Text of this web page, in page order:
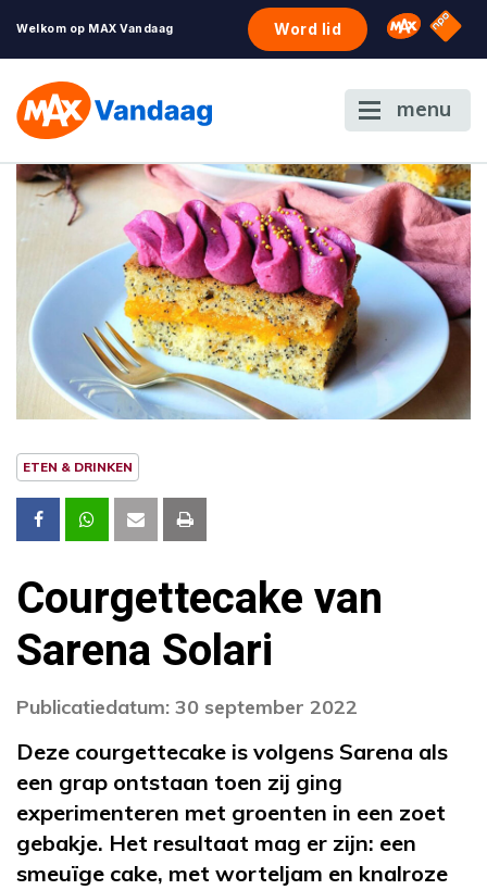
Welkom op MAX Vandaag Word lid Omroep
NPO
menu
ETEN & DRINKEN
Courgettecake van
Sarena Solari
Publicatiedatum: 30 september 2022
Deze courgettecake is volgens Sarena als
een grap ontstaan toen zij ging
experimenteren met groenten in een zoet
gebakje. Het resultaat mag er zijn: een
smeuïge cake, met worteljam en knalroze